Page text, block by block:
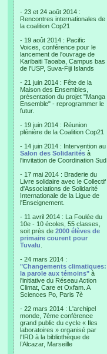
- 23 et 24 août 2014 :
Rencontres internationales de
la coalition Cop21
- 19 août 2014 : Pacific
Voices, conférence pour le
lancement de l'ouvrage de
Karibaiti Taoaba, Campus bas
de l'USP, Suva-Fiji Islands
- 21 juin 2014 : Fête de la
Maison des Ensembles,
présentation du projet "Manga
Ensemble" - reprogrammer le
futur.
- 19 juin 2014 : Réunion
plénière de la Coalition Cop21
- 14 juin 2014 : Intervention au
Salon des Solidarités à
l'invitation de Coordination Sud
- 17 mai 2014 : Braderie du
Livre solidaire avec le Collectif
d'Associations de Solidarité
Internationale de la Ligue de
l'Enseignement.
- 11 avril 2014 : La Foulée du
10e - 10 écoles, 55 classes,
soit près de 2000 élèves de
primaire courent pour
Tuvalu
- 24 mars 2014 :
"Changements climatiques:
la parole aux témoins" à
l'initiative du Réseau Action
Climat, Care et Oxfam. A
Sciences Po, Paris 7è
- 22 mars 2014 : L'archipel
monde, 7ème conférence
grand public du cycle « Iles
laboratoires » organisé par
l'IRD à la bibliothèque de
l’Alcazar, Marseille